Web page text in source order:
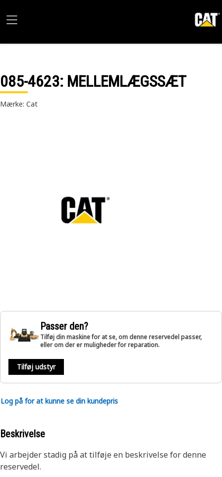
085-4623: MELLEMLÆGSSÆT
Mærke: Cat
Passer den?
Tilføj din maskine for at se, om denne reservedel passer,
eller om der er muligheder for reparation.
Tilføj udstyr
Log på for at kunne se din kundepris
Beskrivelse
Vi arbejder stadig på at tilføje en beskrivelse for denne
reservedel.